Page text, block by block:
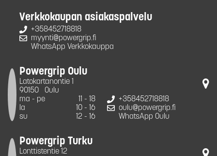
Verkkokaupan asiakaspalvelu
+358452718818
myynti@powergrip.fi
WhatsApp Verkkokauppa
Powergrip Oulu
Latokartanontie 1
90150
Oulu
ma - pe
11 - 18
la
10 - 16
su
12 - 16
+358452718818
oulu@powergrip.fi
WhatsApp Oulu
Powergrip Turku
Lonttistentie 12